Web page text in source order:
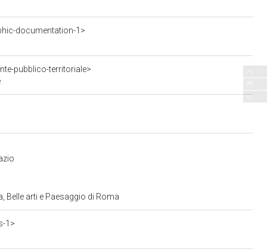
documentation-1>
pubblico-territoriale>
Belle arti e Paesaggio di Roma
1>